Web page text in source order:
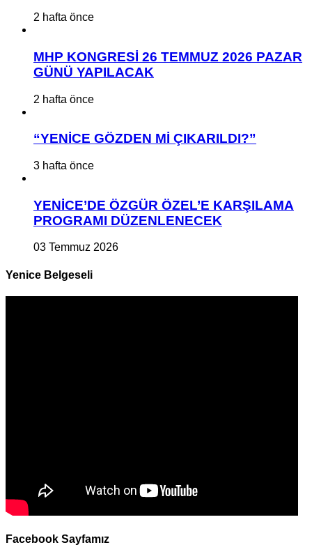
2 hafta önce
MHP KONGRESİ 26 TEMMUZ 2026 PAZAR
GÜNÜ YAPILACAK
2 hafta önce
“YENİCE GÖZDEN Mİ ÇIKARILDI?”
3 hafta önce
YENİCE’DE ÖZGÜR ÖZEL’E KARŞILAMA
PROGRAMI DÜZENLENECEK
03 Temmuz 2026
Yenice Belgeseli
Facebook Sayfamız